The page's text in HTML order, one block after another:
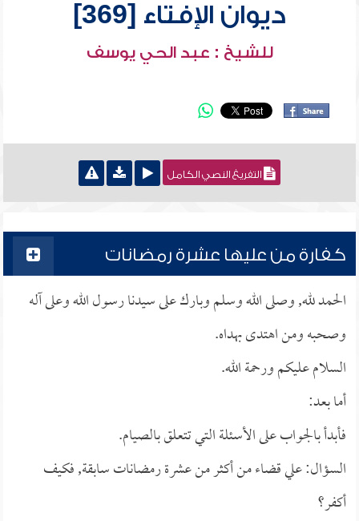
ديوان الإفتاء [369]
للشيخ : عبد الحي يوسف
التفريغ النصي الكامل
كفارة من عليها عشرة رمضانات
الحمد لله, وصلى الله وسلم وبارك على سيدنا رسول الله وعلى آله
وصحبه ومن اهتدى بهداه.
السلام عليكم ورحمة الله.
أما بعد:
فأبدأ بالجواب على الأسئلة التي تتعلق بالصيام.
السؤال: علي قضاء من أكثر من عشرة رمضانات سابقة, فكيف
أكفر؟